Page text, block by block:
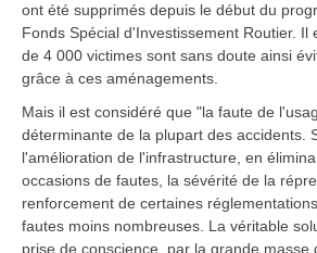
ont été supprimés depuis le début du
Fonds Spécial d'Investissement Routier. Il
de 4 000 victimes sont sans doute ainsi
grâce à ces aménagements.
Mais il est considéré que "la faute de
déterminante de la plupart des accidents.
l'amélioration de l'infrastructure, en
occasions de fautes, la sévérité de la
renforcement de certaines
fautes moins nombreuses. La véritable
prise de conscience, par la grande masse